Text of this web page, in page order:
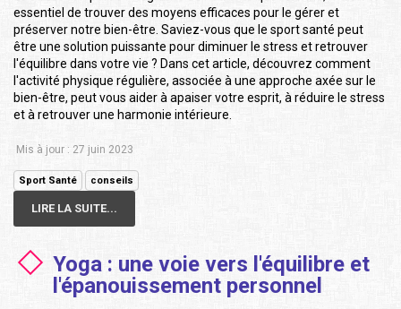
essentiel de trouver des moyens efficaces pour le gérer et
préserver notre bien-être. Saviez-vous que le sport santé peut
être une solution puissante pour diminuer le stress et retrouver
l'équilibre dans votre vie ? Dans cet article, découvrez comment
l'activité physique régulière, associée à une approche axée sur le
bien-être, peut vous aider à apaiser votre esprit, à réduire le stress
et à retrouver une harmonie intérieure.
Mis à jour : 27 juin 2023
Sport Santé conseils
LIRE LA SUITE...
Yoga : une voie vers l'équilibre et
l'épanouissement personnel